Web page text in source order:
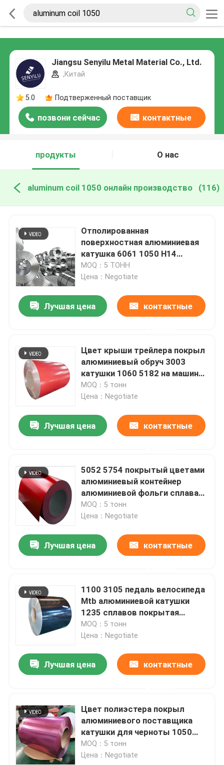
Jiangsu Senyilu Metal Material Co., Ltd.
,Китай
5.0 Подтверженный поставщик
позвони сейчас контактные
продукты
О нас
aluminum coil 1050 онлайн производство (116)
Отполированная
поверхностная алюминиевая
катушка 6061 1050 H14
высокий стандарт 1550mm
MOQ：5 ТОНН
Цена：Negotiate
Лучшая цена контактные
Цвет крыши трейлера покрыл
алюминиевый обруч 3003
катушки 1060 5182 на машина
завальцовки 30-2200mm
MOQ：5 тонн
Цена：Negotiate
Лучшая цена контактные
5052 5754 покрытый цветами
алюминиевый контейнер
алюминиевой фольги сплава
сточной канавы катушки на
консервная банка 0.02mm-
MOQ：5 тонн
Цена：Negotiate
Лучшая цена контактные
1100 3105 педаль велосипеда
Mtb алюминиевой катушки
1235 сплавов покрытая
цветом белая стоят вверх по
мешкам с окном
MOQ：5 тонн
Цена：Negotiate
Лучшая цена контактные
Цвет полиэстера покрыл
алюминиевого поставщика
катушки для черноты 1050
золота фольги сточных канав
белой красной
MOQ：5 тонн
Цена：Negotiate